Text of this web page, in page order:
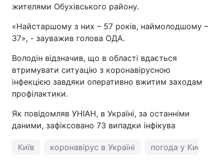
жителями Обухівського району.
«Найстаршому з них – 57 років, наймолодшому –
37», - зауважив голова ОДА.
Володін відзначив, що в області вдається
втримувати ситуацію з коронавірусною
інфекцією завдяки оперативно вжитим заходам
профілактики.
Як повідомляв УНІАН, в Україні, за останніми
даними, зафіксовано 73 випадки інфікува
Київ коронавірус в Україні погода у Києві